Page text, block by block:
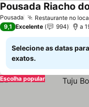
Pousada Restaurante no
Pousada Riacho
9,1 Excelente 994 a
Selecione as datas
exatos.
Escolha popular